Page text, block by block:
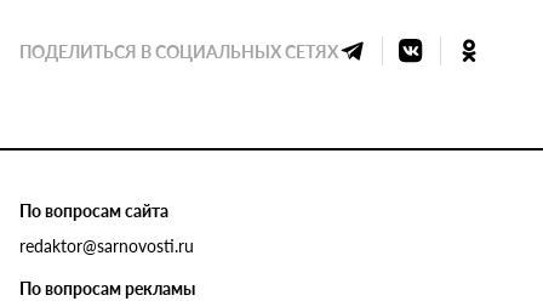
ПОДЕЛИТЬСЯ В СОЦИАЛЬНЫХ СЕТЯХ
По вопросам сайта
redaktor@sarnovosti.ru
По вопросам рекламы